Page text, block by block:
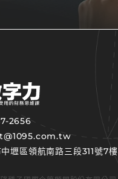
2656
壢區領航南路三段311號7樓